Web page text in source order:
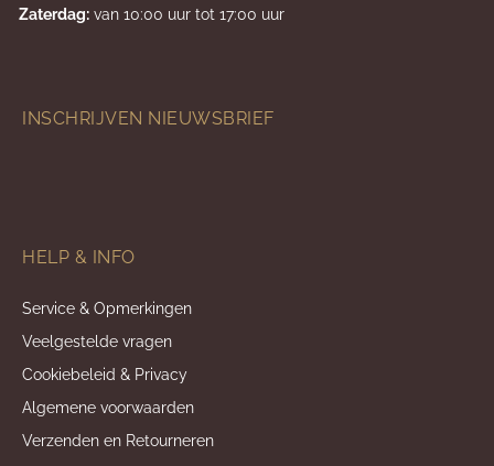
Zaterdag: van 10:00 uur tot 17:00 uur
INSCHRIJVEN NIEUWSBRIEF
HELP & INFO
Service & Opmerkingen
Veelgestelde vragen
Cookiebeleid & Privacy
Algemene voorwaarden
Verzenden en Retourneren